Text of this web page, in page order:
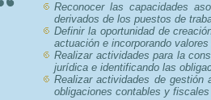
Reconocer las capacidades
derivados de los puestos de
Definir la oportunidad de
actuación e incorporando valores
Realizar actividades para la
jurídica e identificando las
Realizar actividades de gestión
obligaciones contables y